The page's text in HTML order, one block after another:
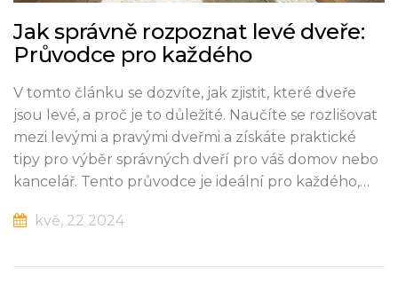
Jak správně rozpoznat levé dveře:
Průvodce pro každého
V tomto článku se dozvíte, jak zjistit, které dveře
jsou levé, a proč je to důležité. Naučíte se rozlišovat
mezi levými a pravými dveřmi a získáte praktické
tipy pro výběr správných dveří pro váš domov nebo
kancelář. Tento průvodce je ideální pro každého,
kvě, 22 2024